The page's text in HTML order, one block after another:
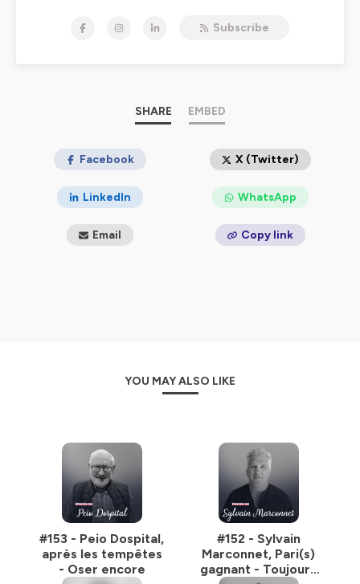
réussites, et parfois de coups durs.
sur la plateforme où vous l'écoutez, à laisser un
Hébergé par Ausha. Visitez
ausha.co/politique-de-
pour plus d'informations.
Subscribe
SHARE EMBED
Facebook X (Twitter)
LinkedIn WhatsApp
Email Copy link
YOU MAY ALSO LIKE
#153 - Peio Dospital,
après les tempêtes
- Oser encore
#152 - Sylvain
Marconnet, Pari(s)
gagnant - Toujours